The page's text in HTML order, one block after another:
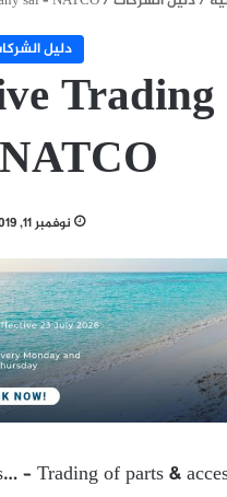
دليل
نوفمبر 11, 2019
– Trading of parts &